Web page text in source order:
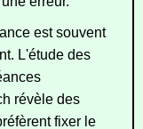
est souvent
L'étude des
révèle des
fixer le